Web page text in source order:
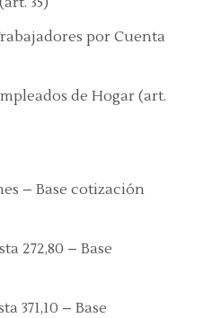
por Cuenta
de Hogar (art.
– Base cotización
272,80 – Base
371,10 – Base